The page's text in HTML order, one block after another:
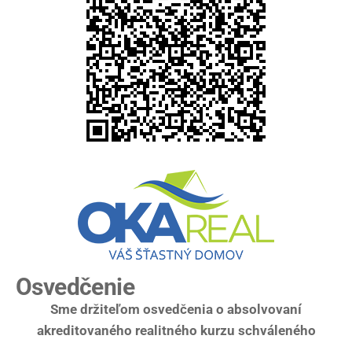
Osvedčenie
Sme držiteľom osvedčenia o absolvovaní
akreditovaného realitného kurzu schváleného